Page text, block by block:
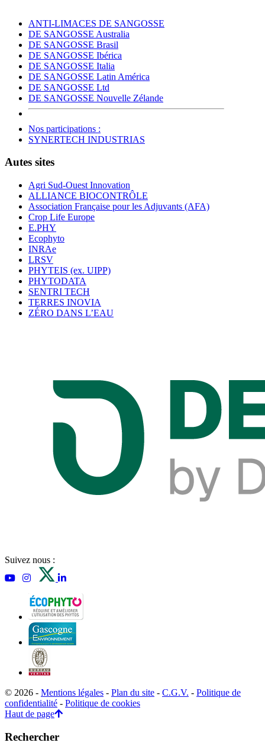
ANTI-LIMACES DE SANGOSSE
DE SANGOSSE Australia
DE SANGOSSE Brasil
DE SANGOSSE Ibérica
DE SANGOSSE Italia
DE SANGOSSE Latin América
DE SANGOSSE Ltd
DE SANGOSSE Nouvelle Zélande
Nos participations :
SYNERTECH INDUSTRIAS
Autes sites
Agri Sud-Ouest Innovation
ALLIANCE BIOCONTRÔLE
Association Française pour les Adjuvants (AFA)
Crop Life Europe
E.PHY
Ecophyto
INRAe
LRSV
PHYTEIS (ex. UIPP)
PHYTODATA
SENTRI TECH
TERRES INOVIA
ZÉRO DANS L’EAU
Suivez nous :
© 2026 - Mentions légales - Plan du site - C.G.V. - Politique de
confidentialité - Politique de cookies
Haut de page
Rechercher